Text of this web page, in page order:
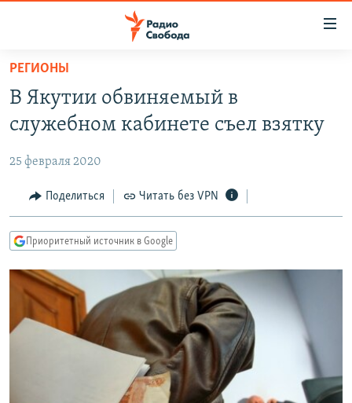
упрощенного
доступа
основному
Вернутся
главной
навигации
Вернутся
поиску
ПОДКАСТЫ
АВТОРСКИЕ ПРОЕКТЫ
ЦИТАТЫ СВОБОДЫ
МНЕНИЯ
IDEL.РЕАЛИИ
КАВКАЗ.РЕАЛИИ
СЕВЕР.РЕАЛИИ
СИБИРЬ.РЕАЛИИ
РАСПИСАНИЕ ВЕЩАНИЯ
ПОДПИШИТЕСЬ НА РАССЫЛКУ
РЕГИОНЫ
В Якутии обвиняемый в
служебном кабинете съел взятку
25 февраля 2020
Поделиться Читать без VPN
Приоритетный источник в Google